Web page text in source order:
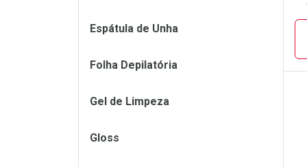
Espátula de Unha
Folha Depilatória
Gel de Limpeza
Gloss